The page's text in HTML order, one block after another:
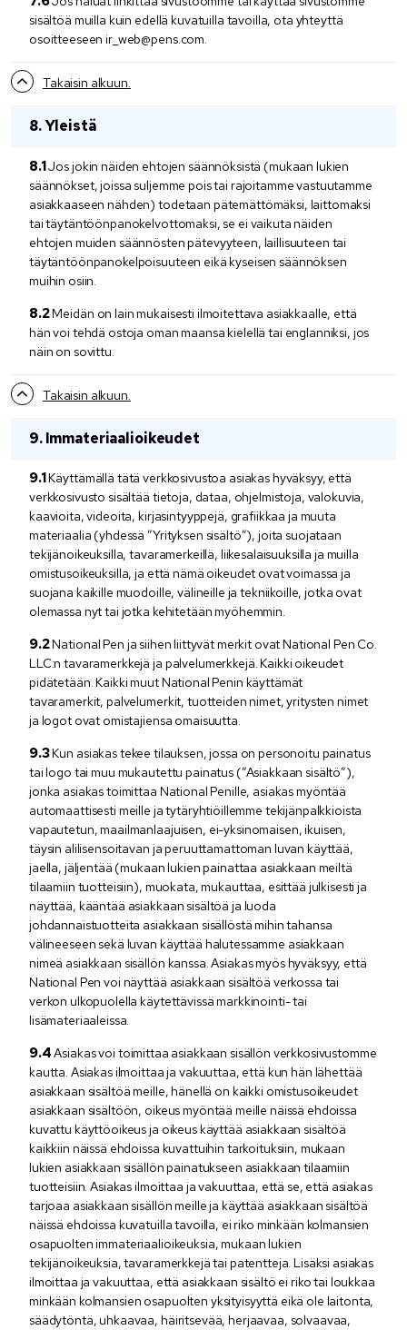
sisältöä muilla kuin edellä kuvatuilla tavoilla, ota yhteyttä
osoitteeseen ir_web@pens.com.
Takaisin alkuun.
Yleistä
Jos jokin näiden ehtojen säännöksistä (mukaan lukien
säännökset, joissa suljemme pois tai rajoitamme vastuutamme
asiakkaaseen nähden) todetaan pätemättömäksi, laittomaksi
tai täytäntöönpanokelvottomaksi, se ei vaikuta näiden
ehtojen muiden säännösten pätevyyteen, laillisuuteen tai
täytäntöönpanokelpoisuuteen eikä kyseisen säännöksen
muihin osiin.
Meidän on lain mukaisesti ilmoitettava asiakkaalle, että
hän voi tehdä ostoja oman maansa kielellä tai englanniksi, jos
näin on sovittu.
Takaisin alkuun.
Immateriaalioikeudet
Käyttämällä tätä verkkosivustoa asiakas hyväksyy, että
verkkosivusto sisältää tietoja, dataa, ohjelmistoja, valokuvia,
kaavioita, videoita, kirjasintyyppejä, grafiikkaa ja muuta
materiaalia (yhdessä ”Yrityksen sisältö”), joita suojataan
tekijänoikeuksilla, tavaramerkeillä, liikesalaisuuksilla ja muilla
omistusoikeuksilla, ja että nämä oikeudet ovat voimassa ja
suojana kaikille muodoille, välineille ja tekniikoille, jotka ovat
olemassa nyt tai jotka kehitetään myöhemmin.
National Pen ja siihen liittyvät merkit ovat National Pen Co.
LLC:n tavaramerkkejä ja palvelumerkkejä. Kaikki oikeudet
pidätetään. Kaikki muut National Penin käyttämät
tavaramerkit, palvelumerkit, tuotteiden nimet, yritysten nimet
ja logot ovat omistajiensa omaisuutta.
Kun asiakas tekee tilauksen, jossa on personoitu painatus
tai logo tai muu mukautettu painatus (”Asiakkaan sisältö”),
jonka asiakas toimittaa National Penille, asiakas myöntää
automaattisesti meille ja tytäryhtiöillemme tekijänpalkkioista
vapautetun, maailmanlaajuisen, ei-yksinomaisen, ikuisen,
täysin alilisensoitavan ja peruuttamattoman luvan käyttää,
jaella, jäljentää (mukaan lukien painattaa asiakkaan meiltä
tilaamiin tuotteisiin), muokata, mukauttaa, esittää julkisesti ja
näyttää, kääntää asiakkaan sisältöä ja luoda
johdannaistuotteita asiakkaan sisällöstä mihin tahansa
välineeseen sekä luvan käyttää halutessamme asiakkaan
nimeä asiakkaan sisällön kanssa. Asiakas myös hyväksyy, että
National Pen voi näyttää asiakkaan sisältöä verkossa tai
verkon ulkopuolella käytettävissä markkinointi- tai
lisämateriaaleissa.
Asiakas voi toimittaa asiakkaan sisällön verkkosivustomme
kautta. Asiakas ilmoittaa ja vakuuttaa, että kun hän lähettää
asiakkaan sisältöä meille, hänellä on kaikki omistusoikeudet
asiakkaan sisältöön, oikeus myöntää meille näissä ehdoissa
kuvattu käyttöoikeus ja oikeus käyttää asiakkaan sisältöä
kaikkiin näissä ehdoissa kuvattuihin tarkoituksiin, mukaan
lukien asiakkaan sisällön painatukseen asiakkaan tilaamiin
tuotteisiin. Asiakas ilmoittaa ja vakuuttaa, että se, että asiakas
tarjoaa asiakkaan sisällön meille ja käyttää asiakkaan sisältöä
näissä ehdoissa kuvatuilla tavoilla, ei riko minkään kolmansien
osapuolten immateriaalioikeuksia, mukaan lukien
tekijänoikeuksia, tavaramerkkejä tai patentteja. Lisäksi asiakas
ilmoittaa ja vakuuttaa, että asiakkaan sisältö ei riko tai loukkaa
minkään kolmansien osapuolten yksityisyyttä eikä ole laitonta,
säädytöntä, uhkaavaa, häiritsevää, herjaavaa, solvaavaa,